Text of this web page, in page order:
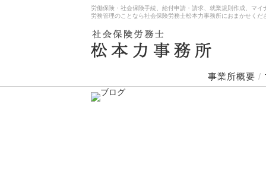
労働保険・社会保険手続、給付申請・請求、就業規則作成、マ
労務管理のことなら社会保険労務士松本力事務所におまかせくだ
事業所概要 /